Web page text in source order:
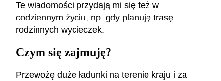
Te wiadomości przydają mi się też w
codziennym życiu, np. gdy planuję trasę
rodzinnych wycieczek.
Czym się zajmuję?
Przewożę duże ładunki na terenie kraju i za